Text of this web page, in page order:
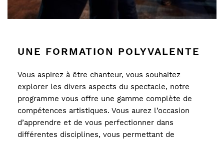
UNE FORMATION POLYVALENTE
Vous aspirez à être chanteur, vous souhaitez
explorer les divers aspects du spectacle, notre
programme vous offre une gamme complète de
compétences artistiques. Vous aurez l’occasion
d’apprendre et de vous perfectionner dans
différentes disciplines, vous permettant de